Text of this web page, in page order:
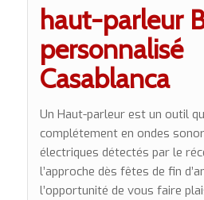
haut-parleur
personnalisé
Casablanca
Un Haut-parleur est un outil
complétement en ondes
électriques détectés par le
l’approche dès fêtes de fin
l’opportunité de vous faire